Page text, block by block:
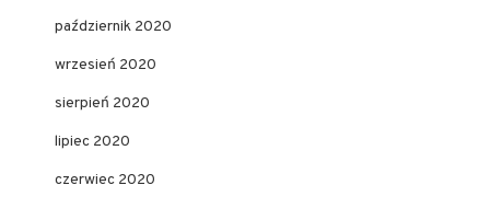
październik 2020
wrzesień 2020
sierpień 2020
lipiec 2020
czerwiec 2020